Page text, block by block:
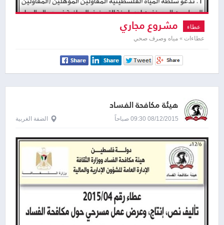
عطاء مشروع مجاري
عطاءات » مياه وصرف صحي
هيئة مكافحة الفساد
08/12/2015 09:30 صباحاً الضفة الغربية